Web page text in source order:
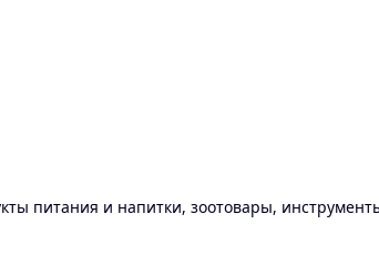
питания и напитки, зоотовары,